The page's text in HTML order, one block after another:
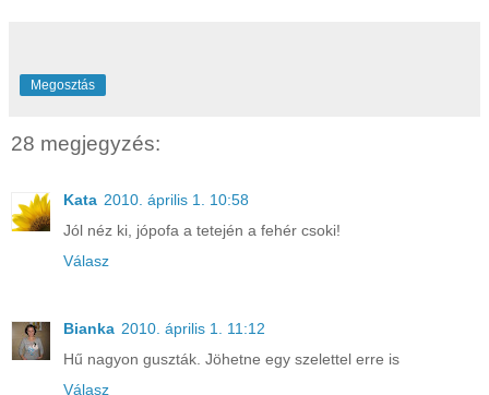
Megosztás
28 megjegyzés:
Kata 2010. április 1. 10:58
Jól néz ki, jópofa a tetején a fehér csoki!
Válasz
Bianka 2010. április 1. 11:12
Hű nagyon guszták. Jöhetne egy szelettel erre is
Válasz